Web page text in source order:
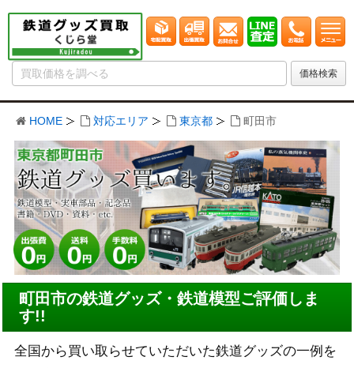
HOME 対応エリア 東京都 町田市
町田市の鉄道グッズ・鉄道模型ご評価しま
す!!
全国から買い取らせていただいた鉄道グッズの一例を